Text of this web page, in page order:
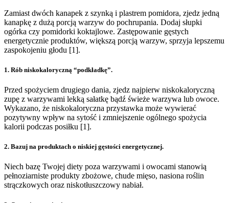
Zamiast dwóch kanapek z szynką i plastrem pomidora, zjedz jedną
kanapkę z dużą porcją warzyw do pochrupania. Dodaj słupki
ogórka czy pomidorki koktajlowe. Zastępowanie gęstych
energetycznie produktów, większą porcją warzyw, sprzyja lepszemu
zaspokojeniu głodu [1].
1. Rób niskokaloryczną “podkładkę”.
Przed spożyciem drugiego dania, zjedz najpierw niskokaloryczną
zupę z warzywami lekką sałatkę bądź świeże warzywa lub owoce.
Wykazano, że niskokaloryczna przystawka może wywierać
pozytywny wpływ na sytość i zmniejszenie ogólnego spożycia
kalorii podczas posiłku [1].
2. Bazuj na produktach o niskiej gęstości energetycznej.
Niech bazę Twojej diety poza warzywami i owocami stanowią
pełnoziarniste produkty zbożowe, chude mięso, nasiona roślin
strączkowych oraz niskotłuszczowy nabiał.